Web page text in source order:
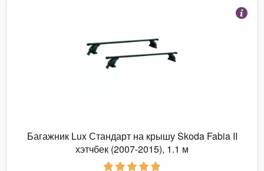
Багажник Lux Стандарт на крышу Skoda Fabia II
хэтчбек (2007-2015), 1.1 м